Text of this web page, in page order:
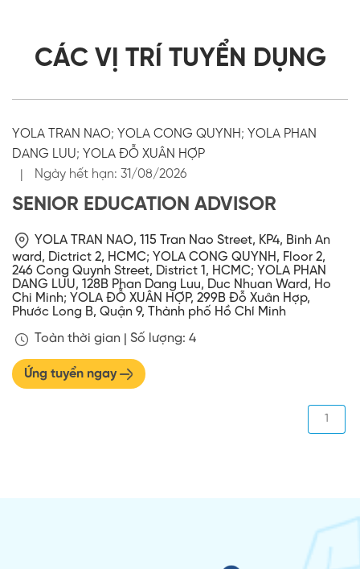
CÁC VỊ TRÍ TUYỂN DỤNG
YOLA TRAN NAO; YOLA CONG QUYNH; YOLA PHAN
DANG LUU; YOLA ĐỖ XUÂN HỢP
|
Ngày hết hạn: 31/08/2026
SENIOR EDUCATION ADVISOR
YOLA TRAN NAO, 115 Tran Nao Street, KP4, Binh An
ward, Dictrict 2, HCMC; YOLA CONG QUYNH, Floor 2,
246 Cong Quynh Street, District 1, HCMC; YOLA PHAN
DANG LUU, 128B Phan Dang Luu, Duc Nhuan Ward, Ho
Chi Minh; YOLA ĐỖ XUÂN HỢP, 299B Đỗ Xuân Hợp,
Phước Long B, Quận 9, Thành phố Hồ Chí Minh
Toàn thời gian | Số lượng: 4
Ứng tuyển ngay
1